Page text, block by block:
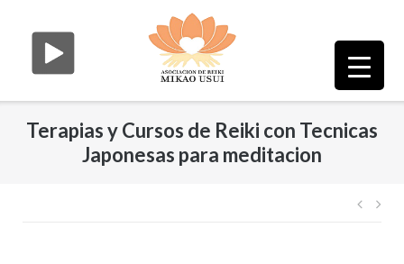
contenido
Terapias y Cursos de Reiki con Tecnicas
Japonesas para meditacion